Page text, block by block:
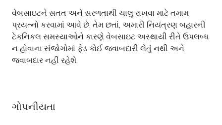
વેબસાઇટને સતત અને સરળતાથી ચાલુ રાખવા માટે તમામ
પ્રયત્નો કરવામાં આવે છે. તેમ છતાં, અમારી નિયંત્રણ બહારની
ટેકનિકલ સમસ્યાઓને કારણે વેબસાઇટ અસ્થાયી રીતે ઉપલબ્ધ
ન હોવાના સંજોગોમાં ફેડ કોઈ જવાબદારી લેતું નથી અને
જવાબદાર નહીં રહેશે.
ગોપનીયતા